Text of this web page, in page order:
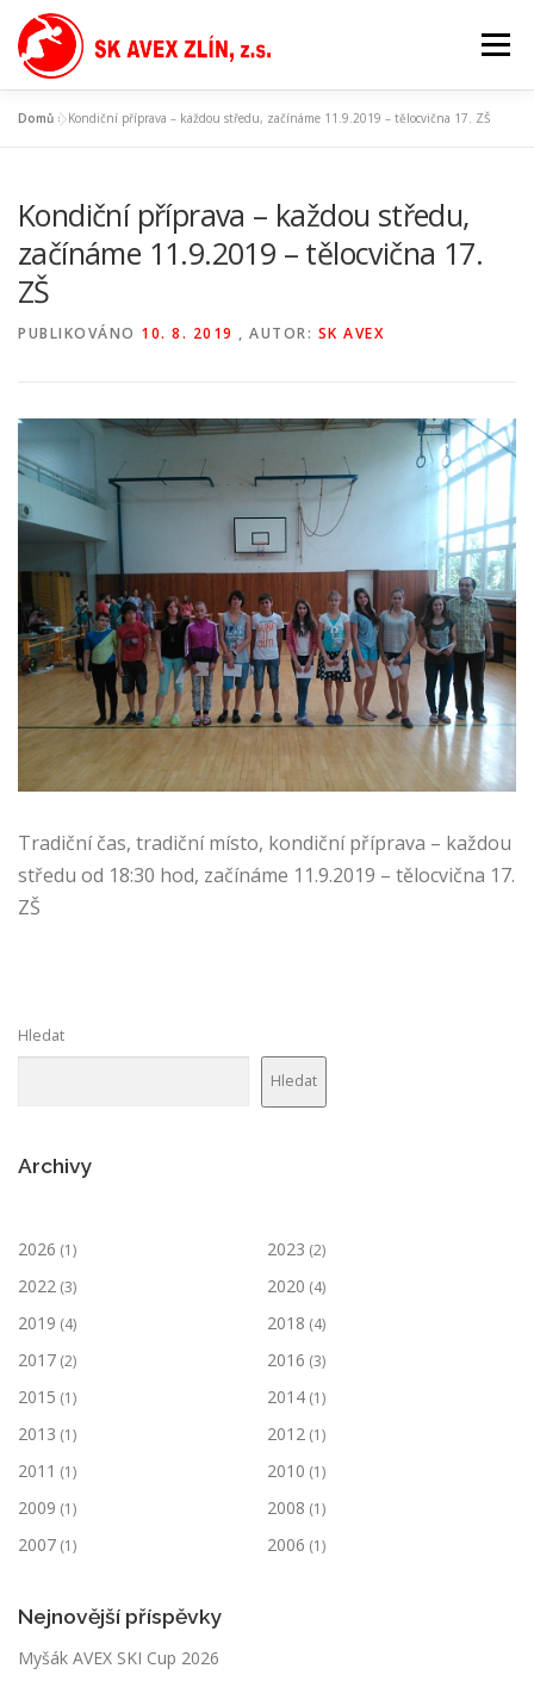
Přeskočit
obsah
Menu
Domů »Kondiční příprava – každou středu, začínáme 11.9.2019 – tělocvična 17. ZŠ
Kondiční příprava – každou středu,
začínáme 11.9.2019 – tělocvična 17.
ZŠ
PUBLIKOVÁNO 10. 8. 2019 , AUTOR: SK AVEX
Tradiční čas, tradiční místo, kondiční příprava – každou
středu od 18:30 hod, začínáme 11.9.2019 – tělocvična 17.
ZŠ
Hledat
Hledat
Archivy
2026 (1) 2023 (2)
2022 (3) 2020 (4)
2019 (4) 2018 (4)
2017 (2) 2016 (3)
2015 (1) 2014 (1)
2013 (1) 2012 (1)
2011 (1) 2010 (1)
2009 (1) 2008 (1)
2007 (1) 2006 (1)
Nejnovější příspěvky
Myšák AVEX SKI Cup 2026